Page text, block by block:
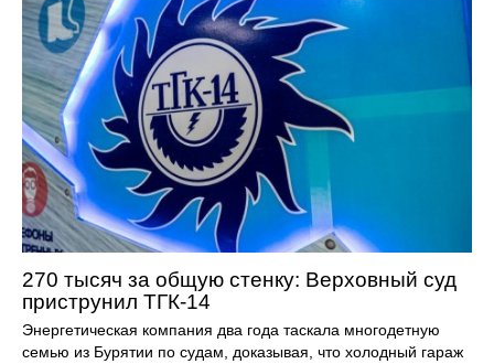
270 тысяч за общую стенку: Верховный суд
приструнил ТГК-14
Энергетическая компания два года таскала многодетную
семью из Бурятии по судам, доказывая, что холодный гараж